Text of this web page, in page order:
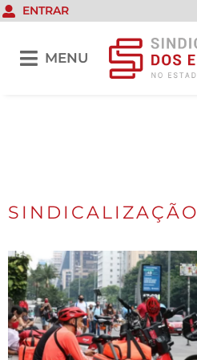
ENTRAR
MENU
SINDICALIZAÇÃO